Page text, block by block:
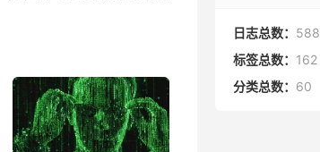
日志总数： 588
标签总数： 162
分类总数： 60